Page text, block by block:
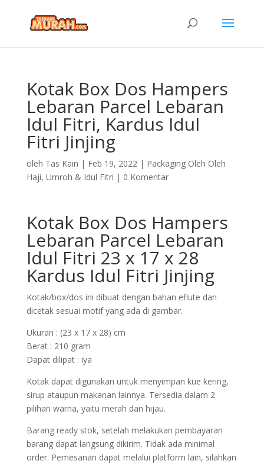
Kotak Box Dos Hampers
Lebaran Parcel Lebaran
Idul Fitri, Kardus Idul
Fitri Jinjing
oleh Tas Kain | Feb 19, 2022| Packaging Oleh Oleh
Haji, Umroh & Idul Fitri | 0 Komentar
Kotak Box Dos Hampers
Lebaran Parcel Lebaran
Idul Fitri 23 x 17 x 28
Kardus Idul Fitri Jinjing
Kotak/box/dos ini dibuat dengan bahan eflute dan
dicetak sesuai motif yang ada di gambar.
Ukuran : (23 x 17 x 28) cm
Berat : 210 gram
Dapat dilipat : iya
Kotak dapat digunakan untuk menyimpan kue kering,
sirup ataupun makanan lainnya. Tersedia dalam 2
pilihan warna, yaitu merah dan hijau.
Barang ready stok, setelah melakukan pembayaran
barang dapat langsung dikirim. Tidak ada minimal
order. Pemesanan dapat melalui platform lain, silahkan